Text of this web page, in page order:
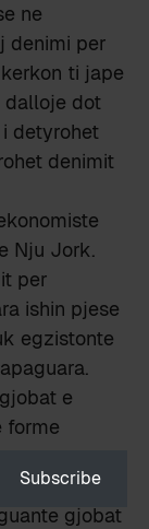
ne
denimi per
ti jape
dalloje dot
detyrohet
denimit
Nju Jork.
per
ishin pjese
egzistonte
e
forme
e vetmja
gjobat
Subscribe